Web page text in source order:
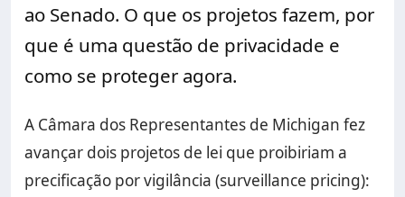
ao Senado. O que os projetos fazem, por
que é uma questão de privacidade e
como se proteger agora.
A Câmara dos Representantes de Michigan fez
avançar dois projetos de lei que proibiriam a
precificação por vigilância (surveillance pricing):